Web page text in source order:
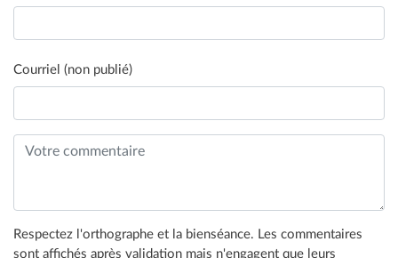
Courriel (non publié)
Respectez l'orthographe et la bienséance. Les commentaires
sont affichés après validation mais n'engagent que leurs